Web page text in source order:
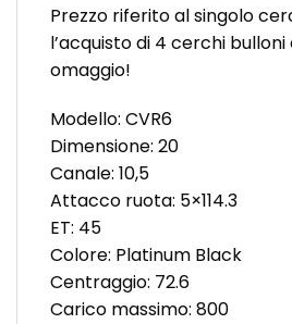
Prezzo riferito al singolo
l’acquisto di 4 cerchi
omaggio!
Modello: CVR6
Dimensione: 20
Canale: 10,5
Attacco ruota: 5×114.3
ET: 45
Colore: Platinum Black
Centraggio: 72.6
Carico massimo: 800